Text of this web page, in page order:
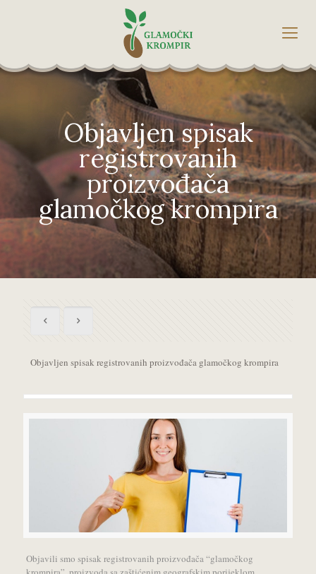
Objavljen spisak
registrovanih
proizvođača
glamočkog krompira
Objavljen spisak registrovanih proizvođača glamočkog krompira
Objavili smo spisak registrovanih proizvođača “glamočkog